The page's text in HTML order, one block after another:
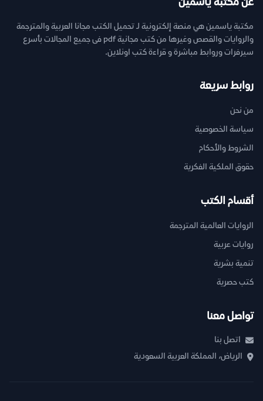
عن مكتبة ياسمين
مكتبة ياسمين هي منصة إلكترونية لـ تحميل الكتب مجانا العربية والمترجمة
والروايات والقصص وغيرها من كتب مجانية pdf فى جميع المجالات بأسرع
سيرفرات وروابط مباشرة و قراءة كتب اونلاين.
روابط سريعة
من نحن
سياسة الخصوصية
الشروط والأحكام
حقوق الملكية الفكرية
أقسام الكتب
الروايات العالمية المترجمة
روايات عربية
تنمية بشرية
كتب حصرية
تواصل معنا
اتصل بنا
الرياض، المملكة العربية السعودية